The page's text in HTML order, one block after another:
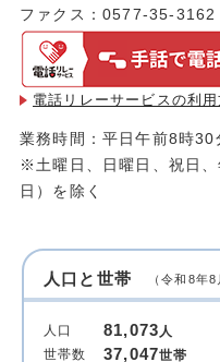
ファクス：0577-35-3162
電話リレーサービスの利
業務時間：平日午前8時
※土曜日、日曜日、祝日
日）を除く
人口と世帯 （令和8年
人口 81,073人
世帯数
37,047世帯